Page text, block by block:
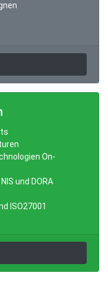
On-
und DORA
ISO27001